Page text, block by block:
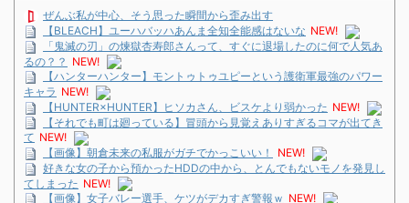
ぜんぶ私が中心、そう思った瞬間から歪み出す
【BLEACH】ユーハバッハあんま全知全能感はないな NEW!
「鬼滅の刃」の煉獄杏寿郎さんって、すぐに退場したのに何で人気あ
るの？？ NEW!
【ハンターハンター】モントゥトゥユピーという護衛軍最強のパワー
キャラ NEW!
【HUNTER×HUNTER】ヒソカさん、ビスケより弱かった NEW!
【それでも町は廻っている】冒頭から見覚えありすぎるコマが出てき
て NEW!
【画像】朝倉未来の私服がガチでかっこいい！
NEW!
好きな女の子から預かったHDDの中から、とんでもないモノを発見し
てしまった NEW!
【画像】女子バレー選手、ケツがデカすぎ警報ｗ NEW!